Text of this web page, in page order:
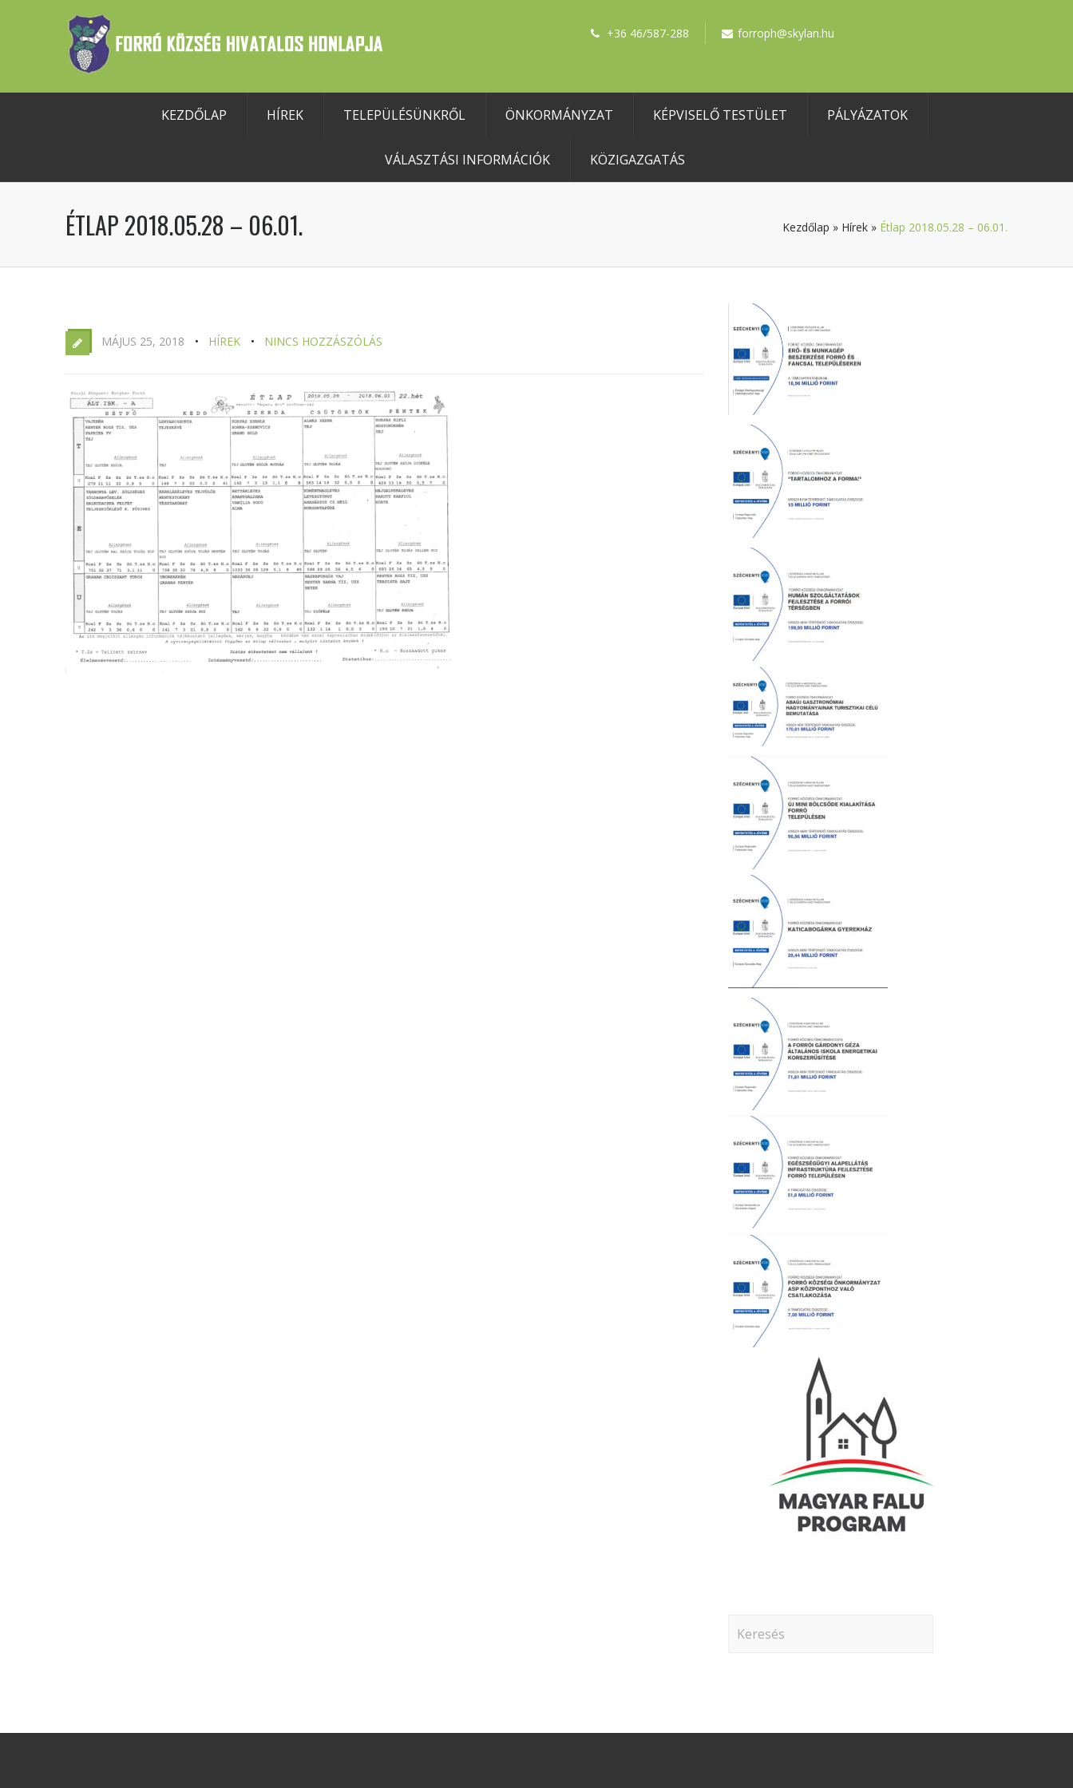
+36 46/587-288 forroph@skylan.hu
KEZDŐLAP HÍREK TELEPÜLÉSÜNKRŐL ÖNKORMÁNYZAT KÉPVISELŐ TESTÜLET PÁLYÁZATOK
VÁLASZTÁSI INFORMÁCIÓK KÖZIGAZGATÁS
ÉTLAP 2018.05.28 – 06.01. Kezdőlap » Hírek » Étlap 2018.05.28 – 06.01.
MÁJUS 25, 2018 HÍREK NINCS HOZZÁSZÓLÁS